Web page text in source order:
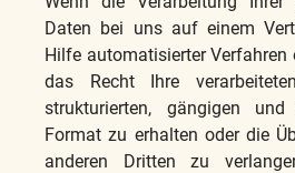
Daten bei uns auf einem
Hilfe automatisierter Verfahren
das Recht Ihre
strukturierten, gängigen und
Format zu erhalten oder die
anderen Dritten zu